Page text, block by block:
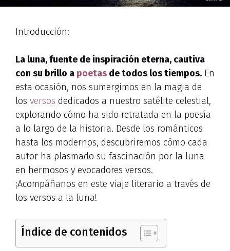
Introducción:
La luna, fuente de inspiración eterna, cautiva
con su brillo a poetas de todos los tiempos. En
esta ocasión, nos sumergimos en la magia de
los versos dedicados a nuestro satélite celestial,
explorando cómo ha sido retratada en la poesía
a lo largo de la historia. Desde los románticos
hasta los modernos, descubriremos cómo cada
autor ha plasmado su fascinación por la luna
en hermosos y evocadores versos.
¡Acompáñanos en este viaje literario a través de
los versos a la luna!
Índice de contenidos